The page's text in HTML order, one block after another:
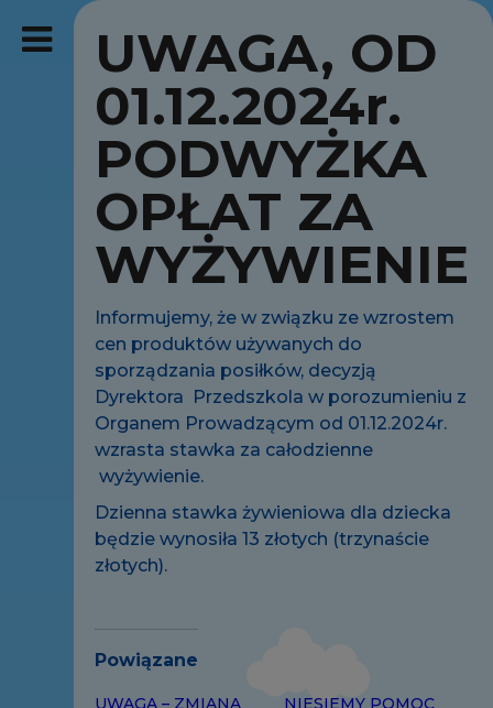
UWAGA, OD
01.12.2024r.
PODWYŻKA
OPŁAT ZA
WYŻYWIENIE
Informujemy, że w związku ze wzrostem
cen produktów używanych do
sporządzania posiłków, decyzją
Dyrektora Przedszkola w porozumieniu z
Organem Prowadzącym od 01.12.2024r.
wzrasta stawka za całodzienne
wyżywienie.
Dzienna stawka żywieniowa dla dziecka
będzie wynosiła 13 złotych (trzynaście
złotych).
Powiązane
UWAGA – ZMIANA
NIESIEMY POMOC